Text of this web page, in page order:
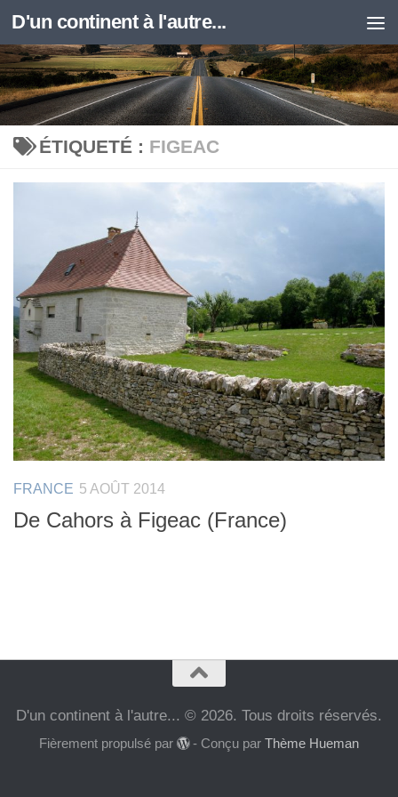
Skip to content
D'un continent à l'autre...
ÉTIQUETÉ : FIGEAC
FRANCE 5 AOÛT 2014
De Cahors à Figeac (France)
D'un continent à l'autre... © 2026. Tous droits réservés.
Fièrement propulsé par - Conçu parThème Hueman